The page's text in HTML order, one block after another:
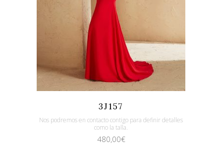
3J157
Nos podremos en contacto contigo para definir detalles
como la talla.
480,00€